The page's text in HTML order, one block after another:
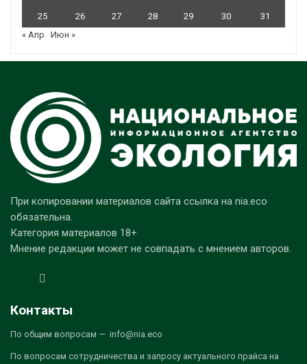
25 26 27 28 29 30
31
« Апр
Июн »
При копировании материалов сайта ссылка на nia.eco
обязательна.
Категория материалов 18+
Мнение редакции может не совпадать с мнением авторов.
Контакты
По общим вопросам — info@nia.eco
По вопросам сотрудничества и запросу актуального прайса на